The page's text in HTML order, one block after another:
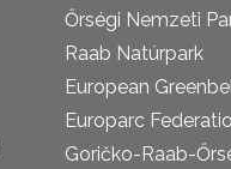
Őrségi Nemzeti
Raab Natúrpark
European
Europarc
Goričko-Raab-